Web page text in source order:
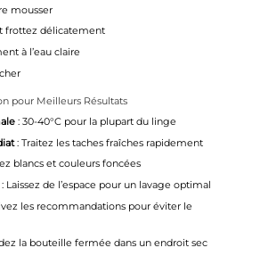
mousser
frottez délicatement
à l’eau claire
pour Meilleurs Résultats
: 30-40°C pour la plupart du linge
: Traitez les taches fraîches rapidement
blancs et couleurs foncées
Laissez de l’espace pour un lavage optimal
les recommandations pour éviter le
la bouteille fermée dans un endroit sec